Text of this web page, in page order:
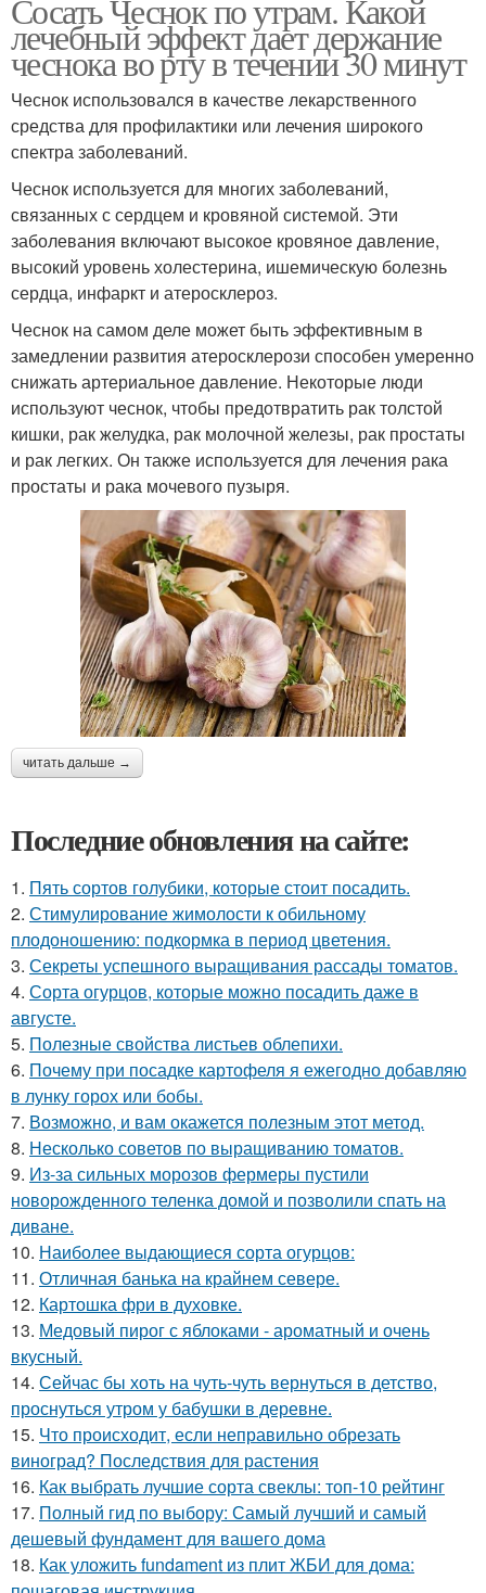
Сосать Чеснок по утрам. Какой
лечебный эффект дает держание
чеснока во рту в течении 30 минут
Чеснок использовался в качестве лекарственного
средства для профилактики или лечения широкого
спектра заболеваний.
Чеснок используется для многих заболеваний,
связанных с сердцем и кровяной системой. Эти
заболевания включают высокое кровяное давление,
высокий уровень холестерина, ишемическую болезнь
сердца, инфаркт и атеросклероз.
Чеснок на самом деле может быть эффективным в
замедлении развития атеросклерози способен умеренно
снижать артериальное давление. Некоторые люди
используют чеснок, чтобы предотвратить рак толстой
кишки, рак желудка, рак молочной железы, рак простаты
и рак легких. Он также используется для лечения рака
простаты и рака мочевого пузыря.
читать дальше →
Последние обновления на сайте:
1. Пять сортов голубики, которые стоит посадить.
2. Стимулирование жимолости к обильному
плодоношению: подкормка в период цветения.
3. Секреты успешного выращивания рассады томатов.
4. Сорта огурцов, которые можно посадить даже в
августе.
5. Полезные свойства листьев облепихи.
6. Почему при посадке картофеля я ежегодно добавляю
в лунку горох или бобы.
7. Возможно, и вам окажется полезным этот метод.
8. Несколько советов по выращиванию томатов.
9. Из-за сильных морозов фермеры пустили
новорожденного теленка домой и позволили спать на
диване.
10. Наиболее выдающиеся сорта огурцов:
11. Отличная банька на крайнем севере.
12. Картошка фри в духовке.
13. Медовый пирог с яблоками - ароматный и очень
вкусный.
14. Сейчас бы хоть на чуть-чуть вернуться в детство,
проснуться утром у бабушки в деревне.
15. Что происходит, если неправильно обрезать
виноград? Последствия для растения
16. Как выбрать лучшие сорта свеклы: топ-10 рейтинг
17. Полный гид по выбору: Самый лучший и самый
дешевый фундамент для вашего дома
18. Как уложить fundament из плит ЖБИ для дома: